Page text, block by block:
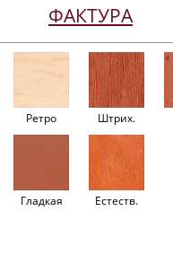
ФАКТУРА
Ретро Штрих.
Гладкая Естеств.